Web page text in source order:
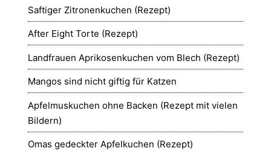
Saftiger Zitronenkuchen (Rezept)
After Eight Torte (Rezept)
Landfrauen Aprikosenkuchen vom Blech (Rezept)
Mangos sind nicht giftig für Katzen
Apfelmuskuchen ohne Backen (Rezept mit vielen
Bildern)
Omas gedeckter Apfelkuchen (Rezept)